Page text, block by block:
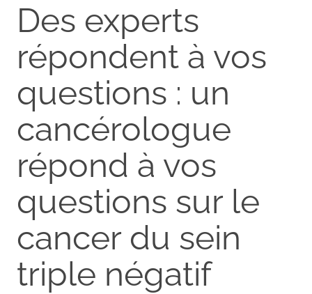
Des experts
répondent à vos
questions : un
cancérologue
répond à vos
questions sur le
cancer du sein
triple négatif